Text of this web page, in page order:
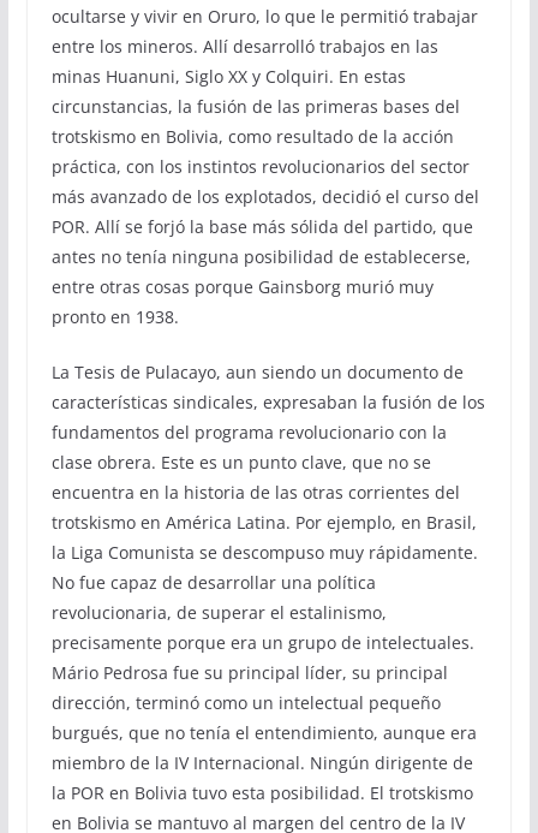
ocultarse y vivir en Oruro, lo que le permitió trabajar
entre los mineros. Allí desarrolló trabajos en las
minas Huanuni, Siglo XX y Colquiri. En estas
circunstancias, la fusión de las primeras bases del
trotskismo en Bolivia, como resultado de la acción
práctica, con los instintos revolucionarios del sector
más avanzado de los explotados, decidió el curso del
POR. Allí se forjó la base más sólida del partido, que
antes no tenía ninguna posibilidad de establecerse,
entre otras cosas porque Gainsborg murió muy
pronto en 1938.
La Tesis de Pulacayo, aun siendo un documento de
características sindicales, expresaban la fusión de los
fundamentos del programa revolucionario con la
clase obrera. Este es un punto clave, que no se
encuentra en la historia de las otras corrientes del
trotskismo en América Latina. Por ejemplo, en Brasil,
la Liga Comunista se descompuso muy rápidamente.
No fue capaz de desarrollar una política
revolucionaria, de superar el estalinismo,
precisamente porque era un grupo de intelectuales.
Mário Pedrosa fue su principal líder, su principal
dirección, terminó como un intelectual pequeño
burgués, que no tenía el entendimiento, aunque era
miembro de la IV Internacional. Ningún dirigente de
la POR en Bolivia tuvo esta posibilidad. El trotskismo
en Bolivia se mantuvo al margen del centro de la IV